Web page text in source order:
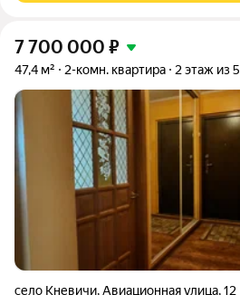
7 700 000 ₽
47,4 м² 2-комн. квартира 2 этаж из 5
село Кневичи,Авиационная улица,12